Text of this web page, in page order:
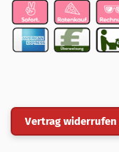
Vertrag widerrufen